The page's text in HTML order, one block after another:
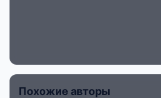
Похожие авторы